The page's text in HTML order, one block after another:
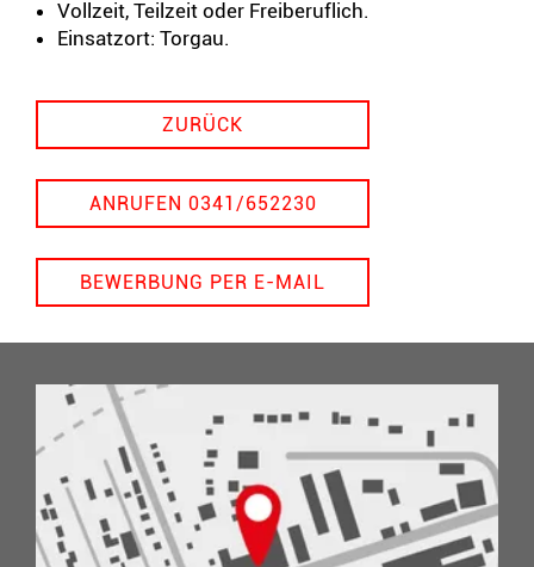
Vollzeit, Teilzeit oder Freiberuflich.
Einsatzort: Torgau.
ZURÜCK
ANRUFEN 0341/652230
BEWERBUNG PER E-MAIL